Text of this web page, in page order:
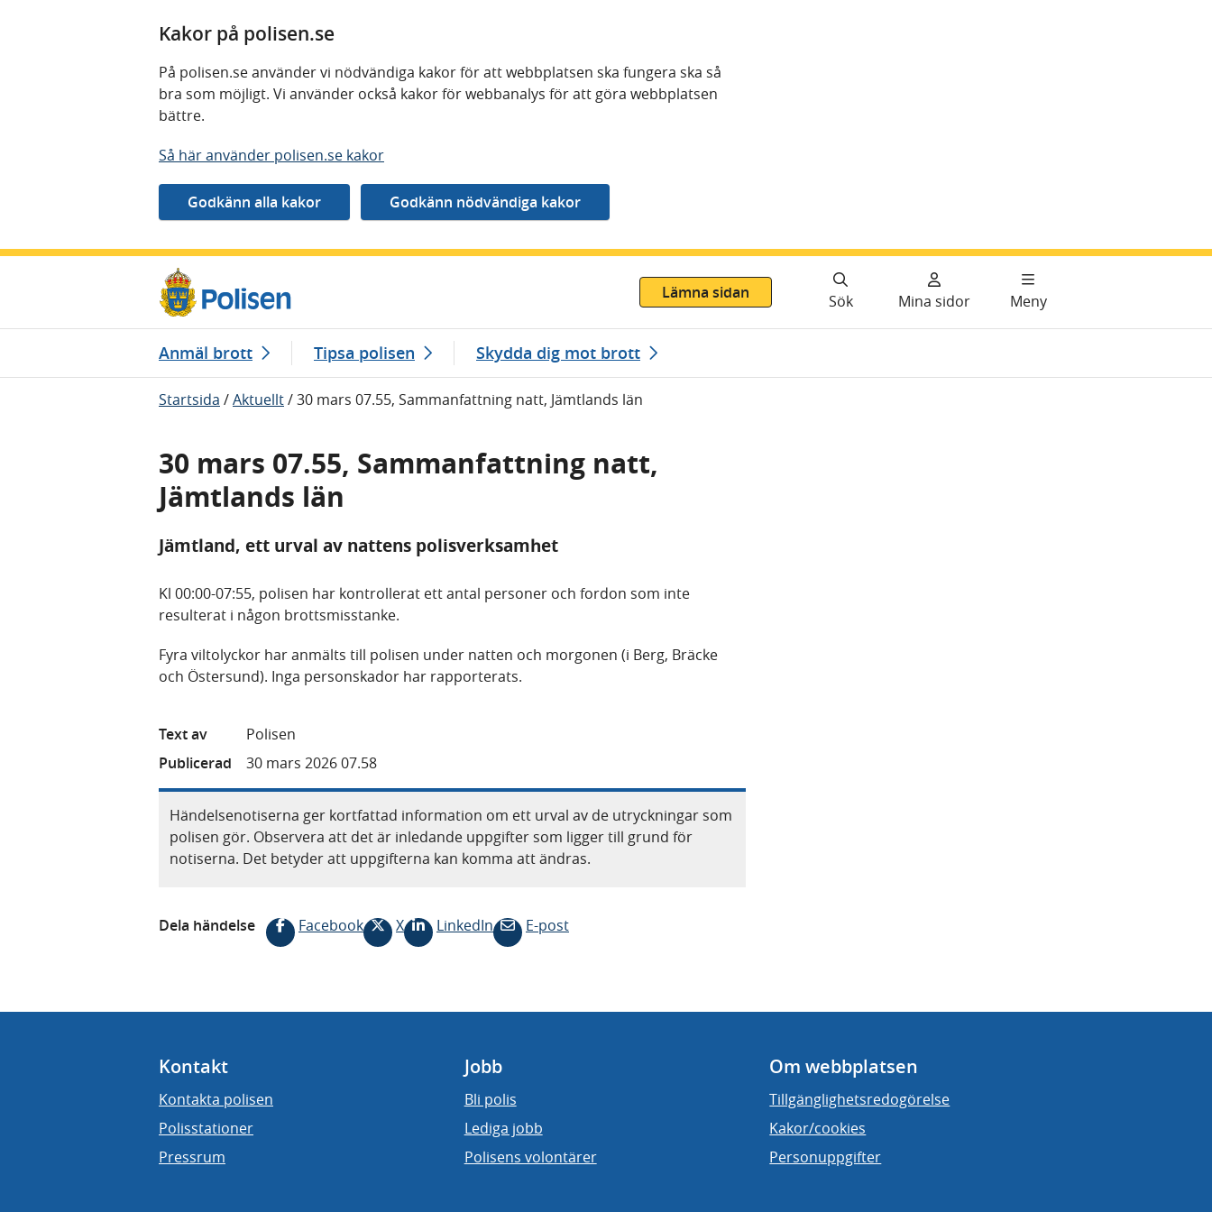
Kakor på polisen.se
På polisen.se använder vi nödvändiga kakor för att webbplatsen ska fungera ska så
bra som möjligt. Vi använder också kakor för webbanalys för att göra webbplatsen
bättre.
Så här använder polisen.se kakor
Lämna sidan
Sök Mina sidor Meny
Anmäl brott Tipsa polisen Skydda dig mot brott
Startsida /Aktuellt/30 mars 07.55, Sammanfattning natt, Jämtlands län
30 mars 07.55, Sammanfattning natt,
Jämtlands län
Jämtland, ett urval av nattens polisverksamhet
Kl 00:00-07:55, polisen har kontrollerat ett antal personer och fordon som inte
resulterat i någon brottsmisstanke.
Fyra viltolyckor har anmälts till polisen under natten och morgonen (i Berg, Bräcke
och Östersund). Inga personskador har rapporterats.
Text av
Polisen
Publicerad
30 mars 2026 07.58
Händelsenotiserna ger kortfattad information om ett urval av de utryckningar som
polisen gör. Observera att det är inledande uppgifter som ligger till grund för
notiserna. Det betyder att uppgifterna kan komma att ändras.
Dela händelse Facebook X LinkedIn E-post
Kontakt
Kontakta polisen
Polisstationer
Pressrum
Jobb
Bli polis
Lediga jobb
Polisens volontärer
Om webbplatsen
Tillgänglighetsredogörelse
Kakor/cookies
Personuppgifter